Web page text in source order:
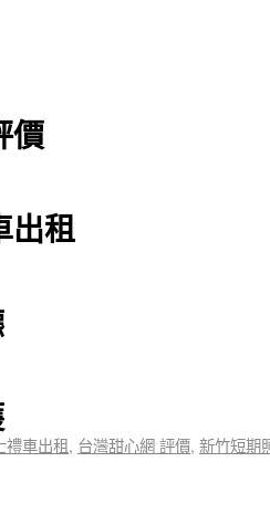
價
出租
禮車出租, 台灣甜心網 評價, 新竹短期